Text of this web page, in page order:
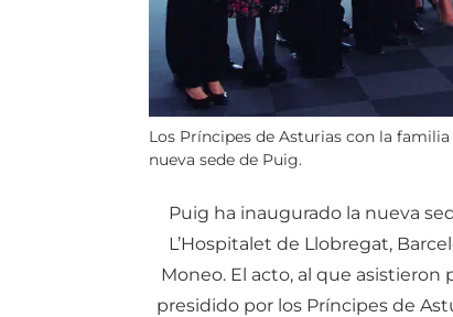
Los Príncipes de Asturias con la
nueva sede de Puig.
Puig ha inaugurado la nueva
L’Hospitalet de Llobregat,
Moneo. El acto, al que
presidido por los Príncipes de